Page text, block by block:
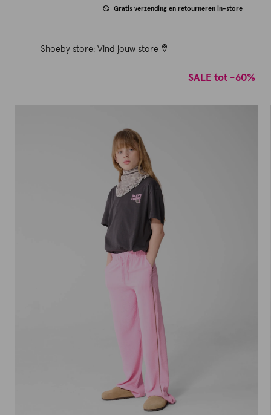
Gratis verzending en retourneren in-store
Shoeby store: Vind jouw store
SALE tot -60%